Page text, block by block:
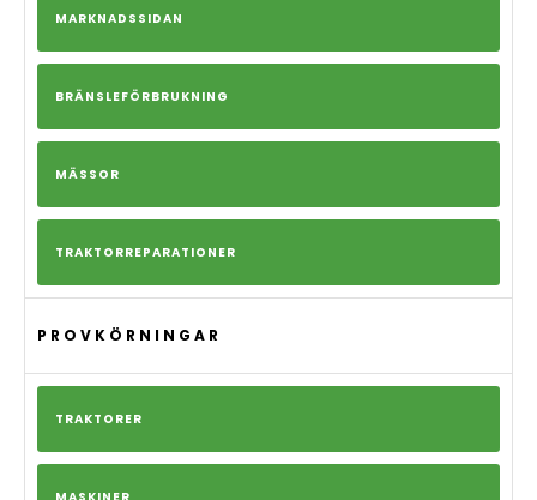
MARKNADSSIDAN
BRÄNSLEFÖRBRUKNING
MÄSSOR
TRAKTORREPARATIONER
PROVKÖRNINGAR
TRAKTORER